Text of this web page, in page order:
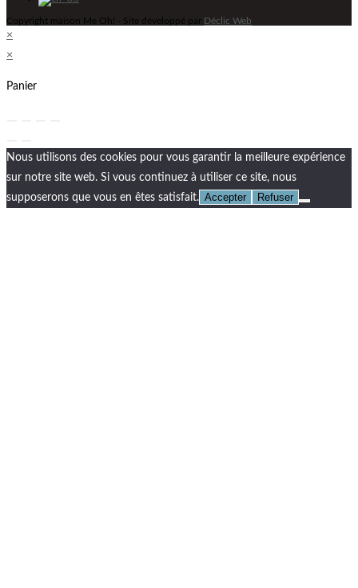
Copyright maison Me Oh! - Site développé par Déclic Web
×
×
Panier
Nous utilisons des cookies pour vous garantir la meilleure expérience
sur notre site web. Si vous continuez à utiliser ce site, nous
supposerons que vous en êtes satisfait. Accepter Refuser